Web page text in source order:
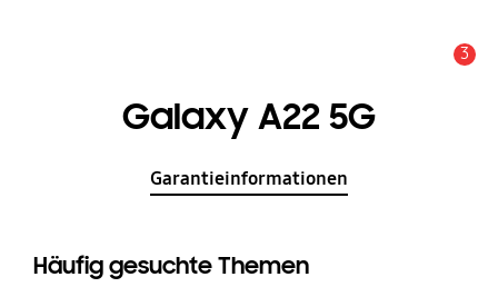
3
Galaxy A22 5G
Garantieinformationen
Häufig gesuchte Themen